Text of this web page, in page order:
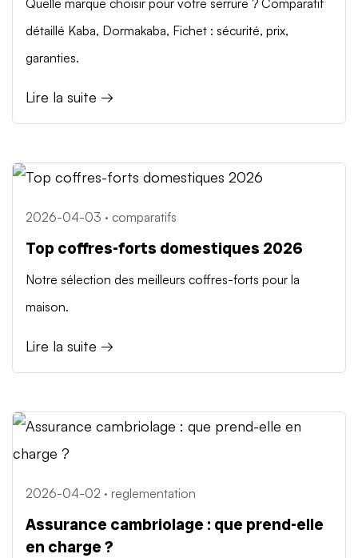
détaillé Kaba, Dormakaba, Fichet : sécurité, prix,
garanties.
Lire la suite →
2026-04-03 · comparatifs
Top coffres-forts domestiques 2026
Notre sélection des meilleurs coffres-forts pour la
maison.
Lire la suite →
2026-04-02 · reglementation
Assurance cambriolage : que prend-elle
en charge ?